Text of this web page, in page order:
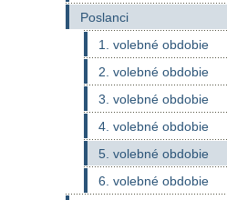
Poslanci
1. volebné obdobie
2. volebné obdobie
3. volebné obdobie
4. volebné obdobie
5. volebné obdobie
6. volebné obdobie